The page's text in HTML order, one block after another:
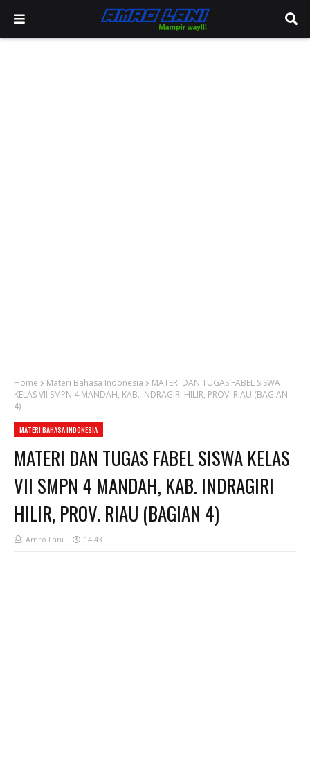
Home Materi Bahasa Indonesia
MATERI DAN TUGAS FABEL SISWA
KELAS VII SMPN 4 MANDAH, KAB. INDRAGIRI HILIR, PROV. RIAU (BAGIAN
4)
MATERI BAHASA INDONESIA
MATERI DAN TUGAS FABEL SISWA KELAS
VII SMPN 4 MANDAH, KAB. INDRAGIRI
HILIR, PROV. RIAU (BAGIAN 4)
Amro Lani 14:43